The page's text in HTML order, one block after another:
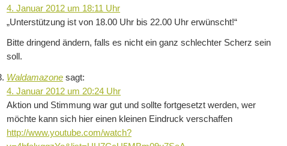
4. Januar 2012 um 18:11 Uhr
„Unterstützung ist von 18.00 Uhr bis 22.00 Uhr erwünscht!“
Bitte dringend ändern, falls es nicht ein ganz schlechter Scherz sein
soll.
Waldamazone sagt:
4. Januar 2012 um 20:24 Uhr
Aktion und Stimmung war gut und sollte fortgesetzt werden, wer
möchte kann sich hier einen kleinen Eindruck verschaffen
http://www.youtube.com/watch?